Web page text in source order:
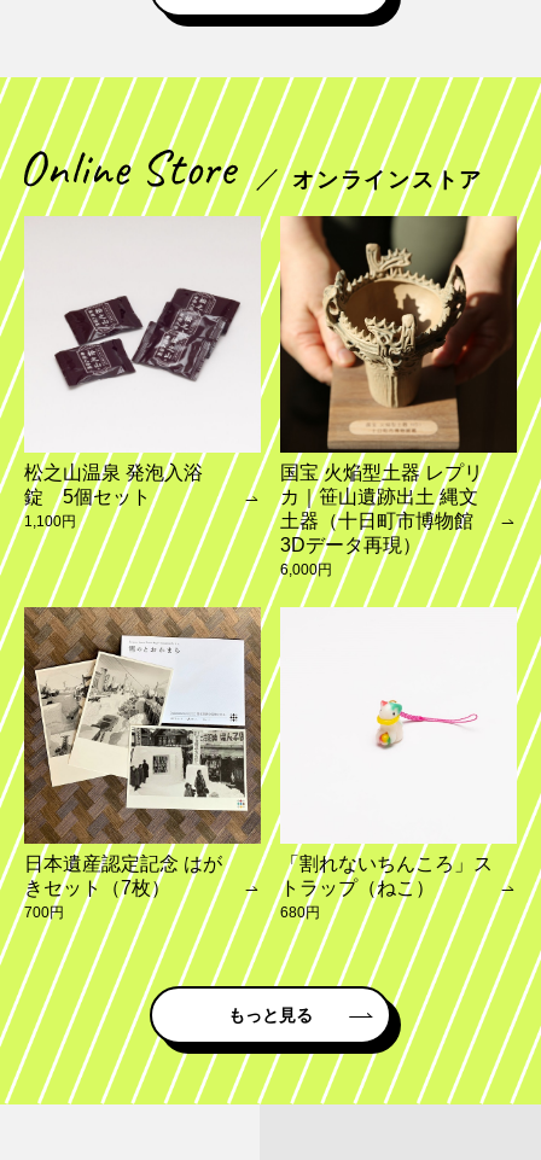
オンラインストア
松之山温泉 発泡入浴
錠 5個セット
1,100円
国宝 火焔型土器 レプリ
カ｜笹山遺跡出土 縄文
土器（十日町市博物館
3Dデータ再現）
6,000円
日本遺産認定記念 はが
きセット（7枚）
700円
「割れないちんころ」ス
トラップ（ねこ）
680円
もっと見る